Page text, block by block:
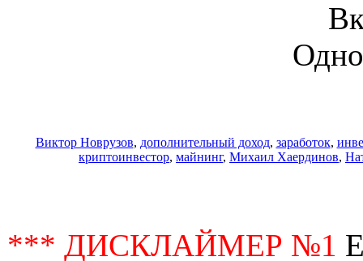
Виктор Новрузов, дополнительный доход, заработок,
криптоинвестор, майнинг, Михаил Хаердинов,
*** ДИСКЛАЙМЕР №1